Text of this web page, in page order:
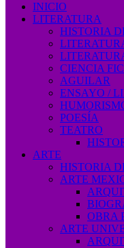
INICIO
LITERATURA
HISTORIA
CIENCIA
AGUILAR
ENSAYO /
POESÍA
TEATRO
ARTE
HISTORIA
ARTE
OBRA
ARTE